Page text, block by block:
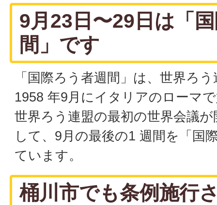
9月23日〜29日は「
間」です
「国際ろう者週間」は、世界ろ
1958 年9月にイタリアのローマ
世界ろう連盟の最初の世界会議
して、9月の最後の1 週間を「国
ています。
桶川市でも条例施行